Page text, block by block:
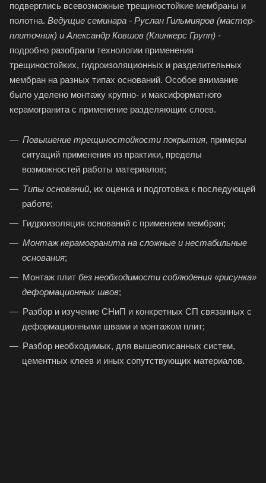
подверглись всевозможные трещиностойкие мембраны и
полотна. Ведущие семинара - Руслан Гильмияров (мастер-
плиточник) и Александр Ковшов (Клинкерс Групп) -
подробно разобрали технологии применения
трещиностойких, гидроизоляционных и разделительных
мембран на разных типах оснований. Особое внимание
было уделено монтажу крупно- и максиформатного
керамогранита с применение разделяющих слоев.
Повышение трещиностойкости покрытия, примеры
ситуаций применения из практики, пределы
возможностей работы материалов;
Типы оснований, их оценка и подготовка к последующей
работе;
Гидроизоляция оснований с примением мембран;
Монтаж керамогранита на сложные и нестабильные
основания;
Монтаж плит без необходимости соблюдения «рисунка»
деформационных швов;
Разбор и изучение СНиП и конкретных СП связанных с
деформационными швами и монтажом плит;
Разбор необходимых, для вышеописанных систем,
цементных клеев и иных сопутствующих материалов.